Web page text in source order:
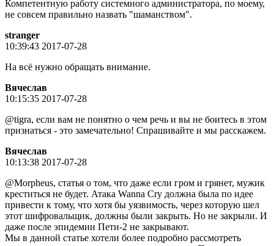
Компетентную работу системного администратора, по моему,
не совсем правильно назвать "шаманством".
stranger
10:39:43 2017-07-28
На всё нужно обращать внимание.
Вячeслaв
10:15:35 2017-07-28
@tigra, если вам не понятно о чем речь и вы не боитесь в этом
признаться - это замечательно! Спрашивайте и мы расскажем.
Вячeслaв
10:13:38 2017-07-28
@Morpheus, статья о том, что даже если гром и грянет, мужик
креститься не будет. Атака Wanna Cry должна была по идее
привести к тому, что хотя бы уязвимость, через которую шел
этот шифровальщик, должны были закрыть. Но не закрыли. И
даже после эпидемии Пети-2 не закрывают.
Мы в данной статье хотели более подробно рассмотреть